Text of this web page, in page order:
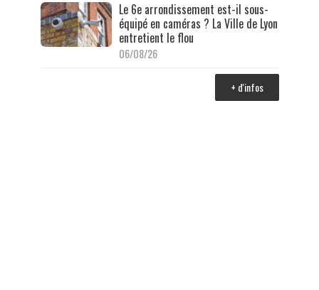
Le 6e arrondissement est-il sous-
équipé en caméras ? La Ville de Lyon
entretient le flou
06/08/26
+ d'infos